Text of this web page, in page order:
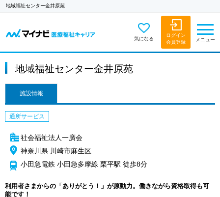
地域福祉センター金井原苑
気になる
ログイン
会員登録
メニュー
地域福祉センター金井原苑
施設情報
通所サービス
社会福祉法人一廣会
神奈川県 川崎市麻生区
小田急電鉄 小田急多摩線 栗平駅 徒歩8分
利用者さまからの「ありがとう！」が原動力。働きながら資格取得も可
能です！